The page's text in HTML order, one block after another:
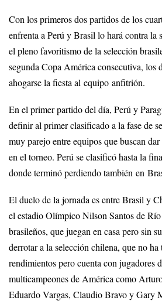
Con los primeros dos partidos de los
enfrenta a Perú y Brasil lo hará contra la
el pleno favoritismo de la selección
segunda Copa América consecutiva, los
ahogarse la fiesta al equipo anfitrión.
En el primer partido del día, Perú y
definir al primer clasificado a la fase de
muy parejo entre equipos que buscan
en el torneo. Perú se clasificó hasta la
donde terminó perdiendo también en
El duelo de la jornada es entre Brasil y
el estadio Olímpico Nilson Santos de
brasileños, que juegan en casa pero sin
derrotar a la selección chilena, que no
rendimientos pero cuenta con jugadores
multicampeones de América como
Eduardo Vargas, Claudio Bravo y Gary